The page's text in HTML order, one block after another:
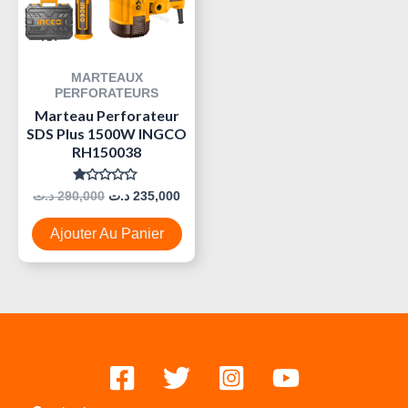
MARTEAUX
PERFORATEURS
Marteau Perforateur
SDS Plus 1500W INGCO
RH150038
Note
0
Sur
5
290,000 د.ت 235,000 د.ت
Ajouter Au Panier